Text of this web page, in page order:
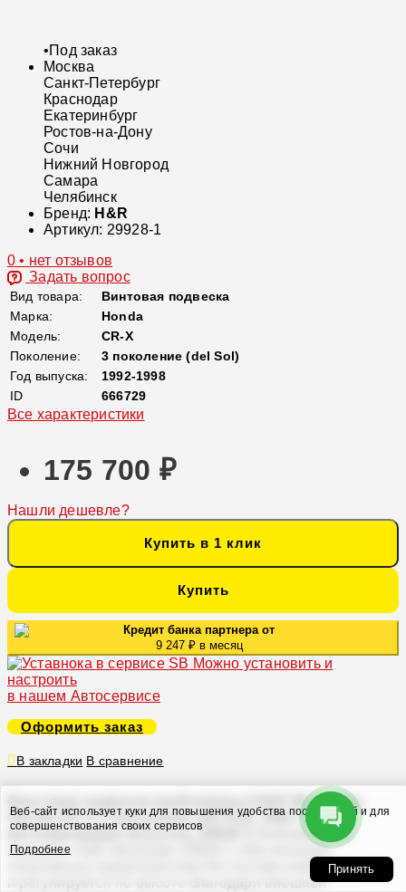
•Под заказ
Москва
Санкт-Петербург
Краснодар
Екатеринбург
Ростов-на-Дону
Сочи
Нижний Новгород
Самара
Челябинск
Бренд: H&R
Артикул: 29928-1
0 • нет отзывов
Задать вопрос
Вид товара:
Винтовая подвеска
Марка:
Honda
Модель:
CR-X
Поколение:
3 поколение (del Sol)
Год выпуска:
1992-1998
ID
666729
Все характеристики
175 700 ₽
Нашли дешевле?
Купить в 1 клик
Купить
Кредит банка партнера от
9 247 ₽ в месяц
Можно установить и
настроить
в нашем Автосервисе
Оформить заказ
В закладки В сравнение
Винтовая подвеска (койловеры) H&R Monotube,
Honda CR-X 3 поколение (del Sol), 1992-1998 (с
регулировками высоты), 29928-1
Койловерный
комплект H&R Monotube 29928-1 обеспечивает
спортивные характеристики без потери комфорта езды
и регулируется по высоте благодаря внешней
Веб-сайт использует куки для повышения удобства посетителей и для
совершенствования своих сервисов
Подробнее
Принять